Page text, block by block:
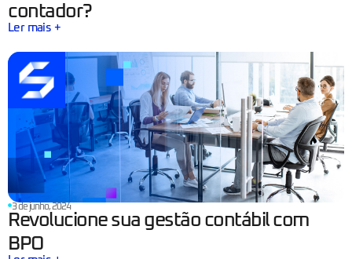
contador?
Ler mais +
3 de junho, 2024
Revolucione sua gestão contábil com
BPO